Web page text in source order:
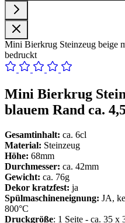
Mini Bierkrug Steinzeug beige
bedruckt
Mini Bierkrug
blauem Rand ca.
Gesamtinhalt: ca. 6cl
Material: Steinzeug
Höhe: 68mm
Durchmesser: ca. 42mm
Gewicht: ca. 76g
Dekor kratzfest: ja
Spülmaschineneignung: JA,
800°C
Druckgröße: 1 Seite - ca. 35 x